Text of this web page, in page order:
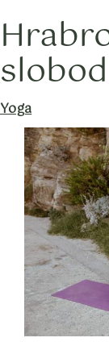
Skip
to
content
Category
Yoga